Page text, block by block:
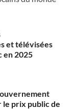
et télévisées
en 2025
le prix public de